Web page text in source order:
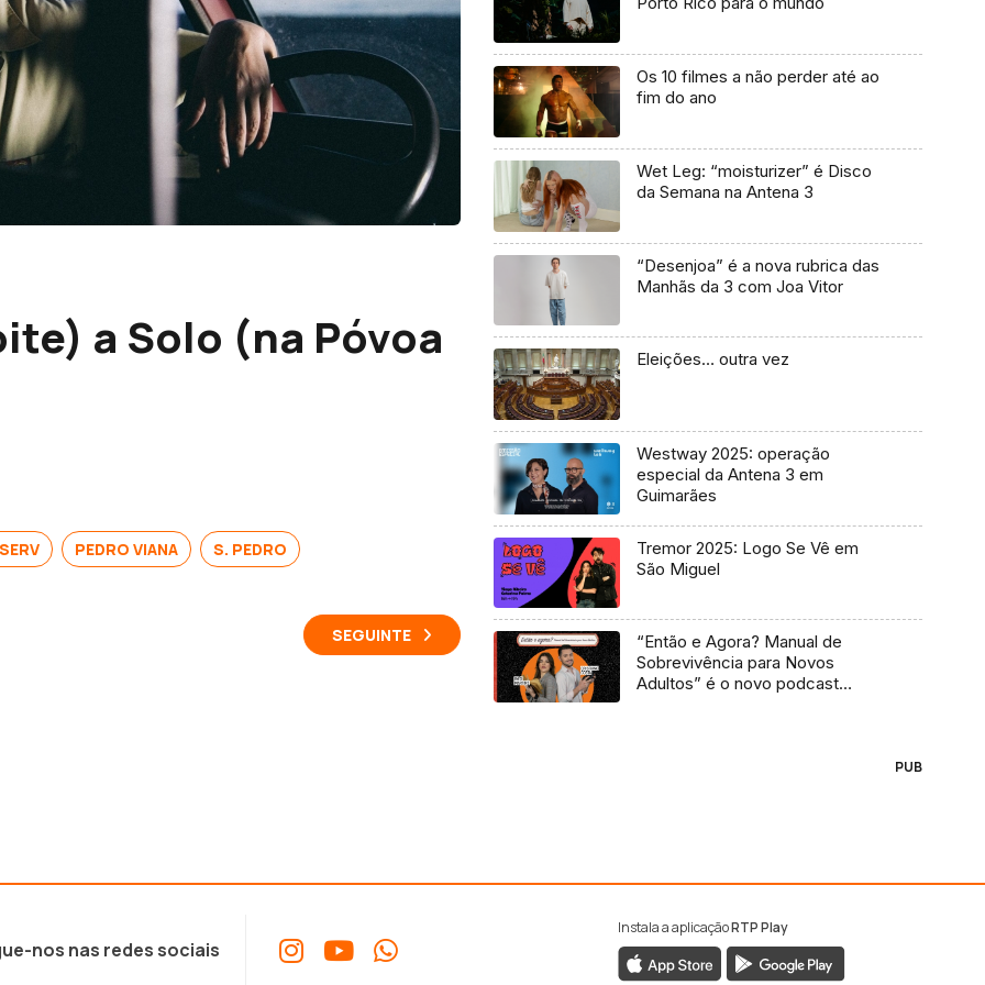
a Solo (na Póvoa
PEDRO VIANA S. PEDRO
SEGUINTE
Os 10 filmes a não perder até ao
fim do ano
Wet Leg: “moisturizer” é Disco
da Semana na Antena 3
“Desenjoa” é a nova rubrica das
Manhãs da 3 com Joa Vitor
Eleições… outra vez
Westway 2025: operação
especial da Antena 3 em
Guimarães
Tremor 2025: Logo Se Vê em
São Miguel
“Então e Agora? Manual de
Sobrevivência para Novos
Adultos” é o novo podcast
PUB
nos nas redes sociais
Instala a aplicaçãoRTP Play